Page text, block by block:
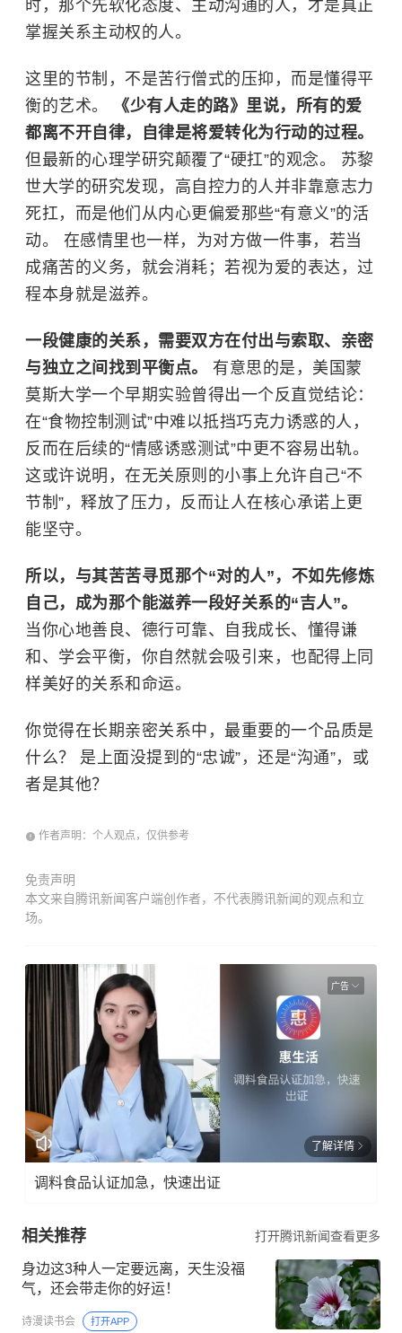
时，那个先软化态度、主动沟通的人，才是真正
掌握关系主动权的人。
这里的节制，不是苦行僧式的压抑，而是懂得平
衡的艺术。
《少有人走的路》里说，所有的爱
都离不开自律，自律是将爱转化为行动的过程。
但最新的心理学研究颠覆了“硬扛”的观念。 苏黎
世大学 的研究发现，高自控力的人并非靠意志力
死扛，而是他们从内心更偏爱那些“有意义”的活
动。 在感情里也一样，为对方做一件事，若当
成痛苦的义务，就会消耗；若视为爱的表达，过
程本身就是滋养。
一段健康的关系，需要双方在付出与索取、亲密
与独立之间找到平衡点。 有意思的是，美国蒙
莫斯大学一个早期实验曾得出一个反直觉结论：
在“食物控制测试”中难以抵挡巧克力诱惑的人，
反而在后续的“情感诱惑测试”中更不容易出轨。
这或许说明，在无关原则的小事上允许自己“不
节制”，释放了压力，反而让人在核心承诺上更
能坚守。
所以，与其苦苦寻觅那个“对的人”，不如先修炼
自己，成为那个能滋养一段好关系的“吉人”。
当你心地善良、德行可靠、自我成长、懂得谦
和、学会平衡，你自然就会吸引来，也配得上同
样美好的关系和命运。
你觉得在长期亲密关系中，最重要的一个品质是
什么？ 是上面没提到的“忠诚”，还是“沟通”，或
者是其他？
作者声明：个人观点，仅供参考
免责声明
本文来自腾讯新闻客户端创作者，不代表腾讯新闻的观点和立
场。
广告
了解详情
调料食品认证加急，快速出证
相关推荐 打开腾讯新闻查看更多
身边这3种人一定要远离，天生没福
气，还会带走你的好运！
诗漫读书会 打开APP